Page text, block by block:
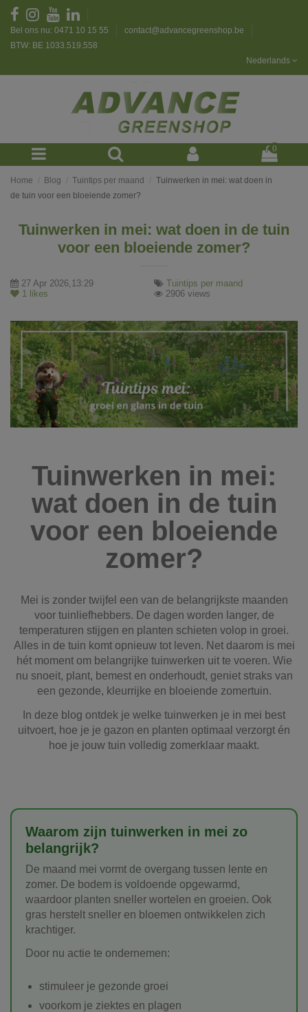
Bel ons nu: 0471 10 15 55
contact@advancegreenshop.be
BTW: BE 1033.519.558
Nederlands
0
Home Blog Tuintips per maand
Tuinwerken in mei: wat doen in
de tuin voor een bloeiende zomer?
Tuinwerken in mei: wat doen in de tuin
voor een bloeiende zomer?
27 Apr 2026,13:29
Tuintips per maand
1 likes 2906 views
Tuinwerken in mei:
wat doen in de tuin
voor een bloeiende
zomer?
Mei is zonder twijfel een van de belangrijkste maanden
voor tuinliefhebbers. De dagen worden langer, de
temperaturen stijgen en planten schieten volop in groei.
Alles in de tuin komt opnieuw tot leven. Net daarom is mei
hét moment om belangrijke tuinwerken uit te voeren. Wie
nu snoeit, plant, bemest en onderhoudt, geniet straks van
een gezonde, kleurrijke en bloeiende zomertuin.
In deze blog ontdek je welke tuinwerken je in mei best
uitvoert, hoe je je gazon en planten optimaal verzorgt én
hoe je jouw tuin volledig zomerklaar maakt.
Waarom zijn tuinwerken in mei zo
belangrijk?
De maand mei vormt de overgang tussen lente en
zomer. De bodem is voldoende opgewarmd,
waardoor planten sneller wortelen en groeien. Ook
gras herstelt sneller en bloemen ontwikkelen zich
krachtiger.
Door nu actie te ondernemen:
stimuleer je gezonde groei
voorkom je ziektes en plagen